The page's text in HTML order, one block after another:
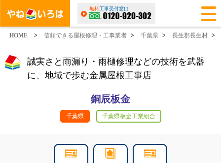
無料工事受付窓口
HOME > 信頼できる屋根修理・工事業者 > 千葉県 > 長生郡長生村 >
誠実さと雨漏り・雨樋修理などの技術を武器
に、地域で歩む金属屋根工事店
銅辰板金
千葉県 千葉県板金工業組合